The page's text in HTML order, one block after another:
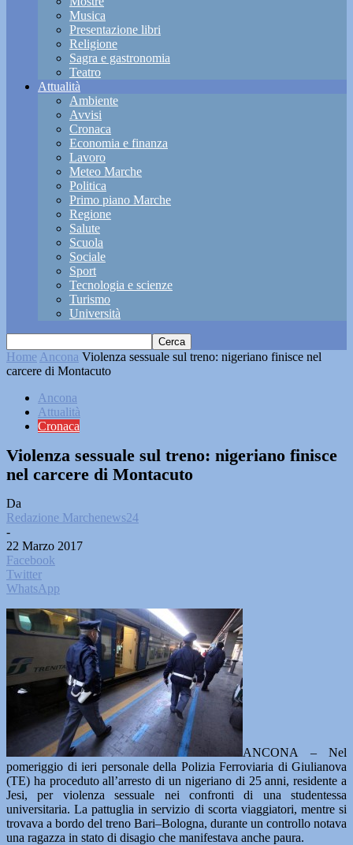
Musica
Presentazione libri
Religione
Sagra e gastronomia
Teatro
Attualità
Ambiente
Avvisi
Cronaca
Economia e finanza
Lavoro
Meteo Marche
Politica
Primo piano Marche
Regione
Salute
Scuola
Sociale
Sport
Tecnologia e scienze
Turismo
Università
Home Ancona Violenza sessuale sul treno: nigeriano finisce nel
carcere di Montacuto
Ancona
Attualità
Cronaca
Violenza sessuale sul treno: nigeriano finisce
nel carcere di Montacuto
Da
Redazione Marchenews24
-
22 Marzo 2017
Facebook
Twitter
WhatsApp
ANCONA
– Nel
pomeriggio di ieri personale della Polizia Ferroviaria di Giulianova
(TE) ha proceduto all’arresto di un nigeriano di 25 anni, residente a
Jesi, per violenza sessuale nei confronti di una studentessa
universitaria. La pattuglia in servizio di scorta viaggiatori, mentre si
trovava a bordo del treno Bari–Bologna, durante un controllo notava
una ragazza in stato di disagio che manifestava anche paura.